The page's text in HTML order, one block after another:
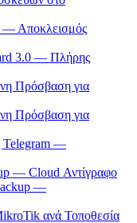
Αποκλεισμός
3.0 — Πλήρης
Πρόσβαση για
Πρόσβαση για
Telegram —
— Cloud Αντίγραφο
—
ανά Τοποθεσία